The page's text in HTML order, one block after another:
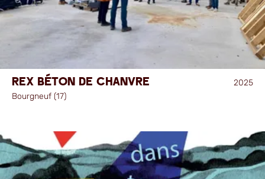
REX béton de chanvre
Bourgneuf (17)
2025